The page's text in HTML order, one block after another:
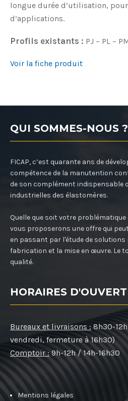
longue durée d’utilisation,
d’applications.
Profils existants : PJ – PL –
Voir la fiche produit
QUI SOMMES-NOUS ?
FICAP, c’est quarante ans de
compétence de la manutention
de son complément indispensable
industrielles des élastomères.
Quelle que soit votre
vous proposerons une offre qui
en passant par l'étude de solutions
fabrication et la mise en œuvre. Le
qualité.
HORAIRES
Bureaux et livraisons : 8h30-
vendredi, fermeture à 16h30)
Comptoir : 9h-12h / 14h-16h30
Mentions légales